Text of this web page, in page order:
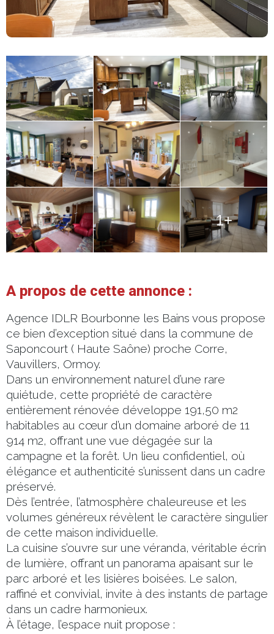
1+
A propos de cette annonce :
Agence IDLR Bourbonne les Bains vous propose
ce bien d’exception situé dans la commune de
Saponcourt ( Haute Saône) proche Corre,
Vauvillers, Ormoy.
Dans un environnement naturel d’une rare
quiétude, cette propriété de caractère
entièrement rénovée développe 191,50 m2
habitables au cœur d’un domaine arboré de 11
914 m2, offrant une vue dégagée sur la
campagne et la forêt. Un lieu confidentiel, où
élégance et authenticité s’unissent dans un cadre
préservé.
Dès l’entrée, l’atmosphère chaleureuse et les
volumes généreux révèlent le caractère singulier
de cette maison individuelle.
La cuisine s’ouvre sur une véranda, véritable écrin
de lumière, offrant un panorama apaisant sur le
parc arboré et les lisières boisées. Le salon,
raffiné et convivial, invite à des instants de partage
dans un cadre harmonieux.
À l’étage, l’espace nuit propose :